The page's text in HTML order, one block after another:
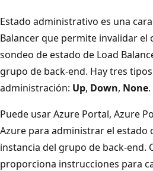
Estado administrativo es una
Balancer que permite invalidar
sondeo de estado de Load
grupo de back-end. Hay tres
administración: Up, Down, None.
Puede usar Azure Portal, Azure
Azure para administrar el estado
instancia del grupo de back-end.
proporciona instrucciones para